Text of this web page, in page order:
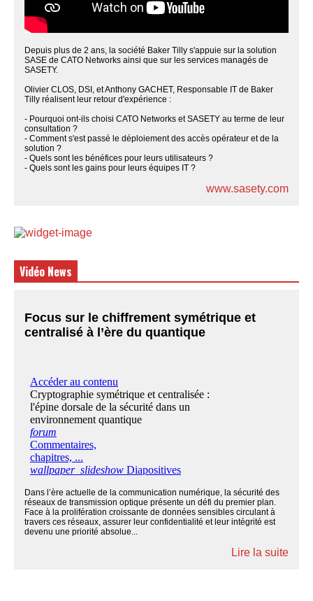
Depuis plus de 2 ans, la société Baker Tilly s'appuie sur la solution
SASE de CATO Networks ainsi que sur les services managés de
SASETY.
Olivier CLOS, DSI, et Anthony GACHET, Responsable IT de Baker
Tilly réalisent leur retour d'expérience :
- Pourquoi ont-ils choisi CATO Networks et SASETY au terme de leur
consultation ?
- Comment s'est passé le déploiement des accès opérateur et de la
solution ?
- Quels sont les bénéfices pour leurs utilisateurs ?
- Quels sont les gains pour leurs équipes IT ?
www.sasety.com
Vidéo News
Focus sur le chiffrement symétrique et
centralisé à l’ère du quantique
Dans l’ère actuelle de la communication numérique, la sécurité des
réseaux de transmission optique présente un défi du premier plan.
Face à la prolifération croissante de données sensibles circulant à
travers ces réseaux, assurer leur confidentialité et leur intégrité est
devenu une priorité absolue...
Lire la suite